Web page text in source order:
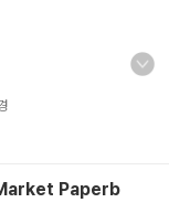
Paperb